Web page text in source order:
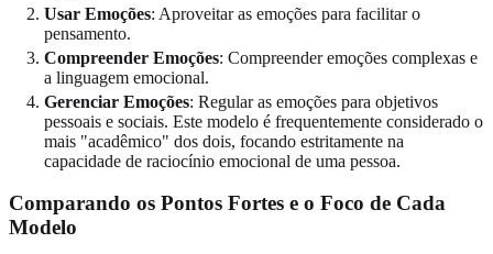
Usar Emoções: Aproveitar as emoções para facilitar o
pensamento.
Compreender Emoções: Compreender emoções complexas e
a linguagem emocional.
Gerenciar Emoções: Regular as emoções para objetivos
pessoais e sociais. Este modelo é frequentemente considerado o
mais "acadêmico" dos dois, focando estritamente na
capacidade de raciocínio emocional de uma pessoa.
Comparando os Pontos Fortes e o Foco de Cada
Modelo